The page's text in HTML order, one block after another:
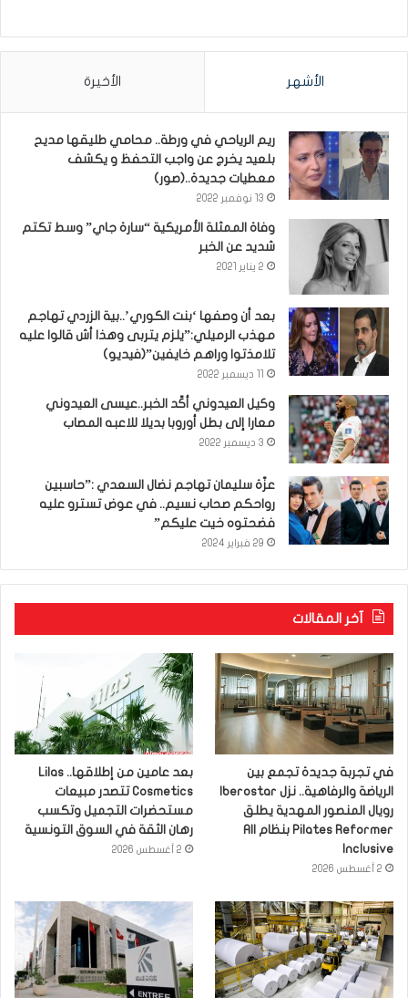
الأشهر الأخيرة
ريم الرياحي في ورطة.. محامي طليقها مديح
بلعيد يخرج عن واجب التحفظ و يكشف
معطيات جديدة..(صور)
13 نوفمبر 2022
وفاة الممثلة الأمريكية “سارة جاي” وسط تكتم
شديد عن الخبر
2 يناير 2021
بعد أن وصفها ‘بنت الكوري’..بية الزردي تهاجم
مهذب الرميلي:”يلزم يتربى وهذا أش قالوا عليه
تلامذتوا وراهم خايفين”(فيديو)
وكيل العيدوني أكّد الخبر..عيسى العيدوني
معارا إلى بطل أوروبا بديلا للاعبه المصاب
3 ديسمبر 2022
عزّة سليمان تهاجم نضال السعدي :”حاسبين
رواحكم صحاب نسيم.. في عوض تسترو عليه
فضحتوه خيت عليكم”
29 فبراير 2024
آخر المقالات
في تجربة جديدة تجمع بين
رويال المنصور المهدية يطلق
Pilates Reformer بنظام All
Inclusive
2 أغسطس 2026
بعد عامين من إطلاقها.. Lilas
Cosmetics تتصدر مبيعات
مستحضرات التجميل وتكسب
رهان الثقة في السوق التونسية
2 أغسطس 2026